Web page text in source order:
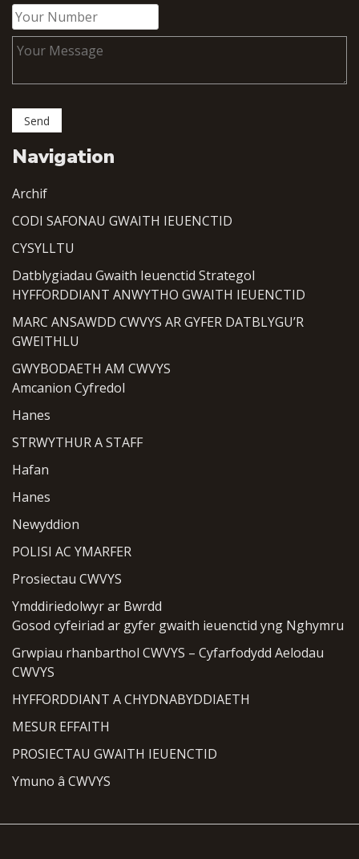
Navigation
Archif
CODI SAFONAU GWAITH IEUENCTID
CYSYLLTU
Datblygiadau Gwaith Ieuenctid Strategol
HYFFORDDIANT ANWYTHO GWAITH IEUENCTID
MARC ANSAWDD CWVYS AR GYFER DATBLYGU’R
GWEITHLU
GWYBODAETH AM CWVYS
Amcanion Cyfredol
Hanes
STRWYTHUR A STAFF
Hafan
Hanes
Newyddion
POLISI AC YMARFER
Prosiectau CWVYS
Ymddiriedolwyr ar Bwrdd
Gosod cyfeiriad ar gyfer gwaith ieuenctid yng Nghymru
Grwpiau rhanbarthol CWVYS – Cyfarfodydd Aelodau
CWVYS
HYFFORDDIANT A CHYDNABYDDIAETH
MESUR EFFAITH
PROSIECTAU GWAITH IEUENCTID
Ymuno â CWVYS